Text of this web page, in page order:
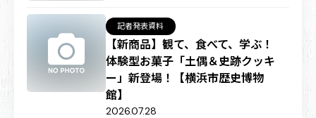
【新商品】観て、食べて、学ぶ！
体験型お菓子「土偶＆史跡クッキ
ー」新登場！【横浜市歴史博物
館】
記者発表資料
2026.07.28